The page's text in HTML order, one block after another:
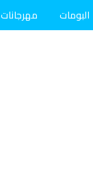
البومات مهرجانات